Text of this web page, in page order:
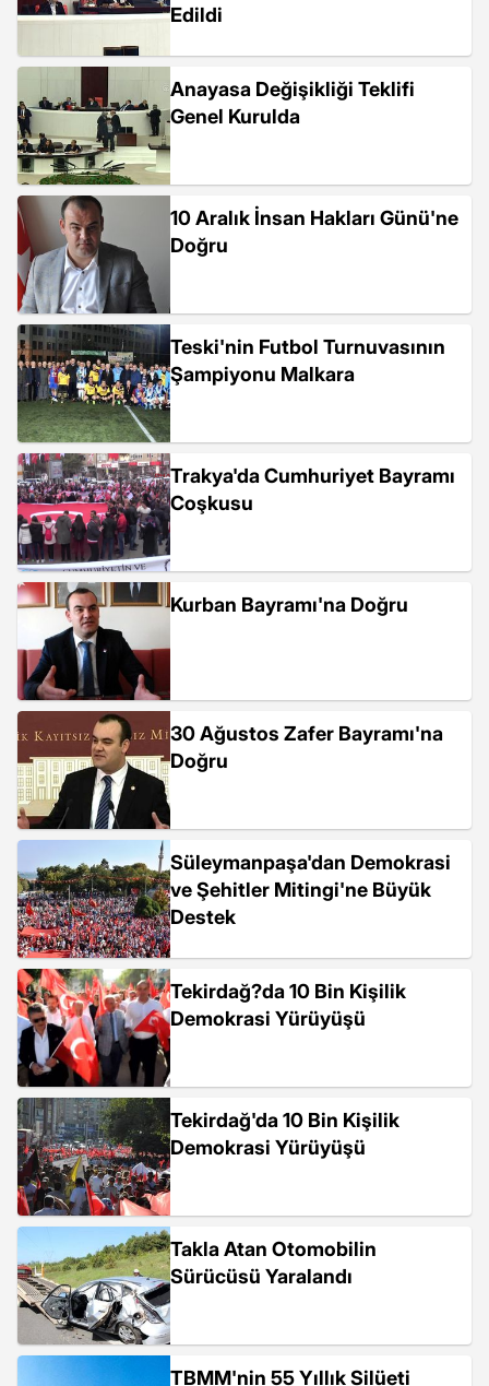
Edildi
Anayasa Değişikliği Teklifi
Genel Kurulda
10 Aralık İnsan Hakları Günü'ne
Doğru
Teski'nin Futbol Turnuvasının
Şampiyonu Malkara
Trakya'da Cumhuriyet Bayramı
Coşkusu
Kurban Bayramı'na Doğru
30 Ağustos Zafer Bayramı'na
Doğru
Süleymanpaşa'dan Demokrasi
ve Şehitler Mitingi'ne Büyük
Destek
Tekirdağ?da 10 Bin Kişilik
Demokrasi Yürüyüşü
Tekirdağ'da 10 Bin Kişilik
Demokrasi Yürüyüşü
Takla Atan Otomobilin
Sürücüsü Yaralandı
TBMM'nin 55 Yıllık Silüeti